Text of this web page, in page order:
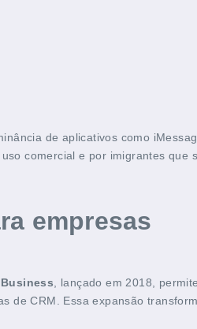
de aplicativos como
comercial e por imigrantes que
empresas
, lançado em 2018,
CRM. Essa expansão